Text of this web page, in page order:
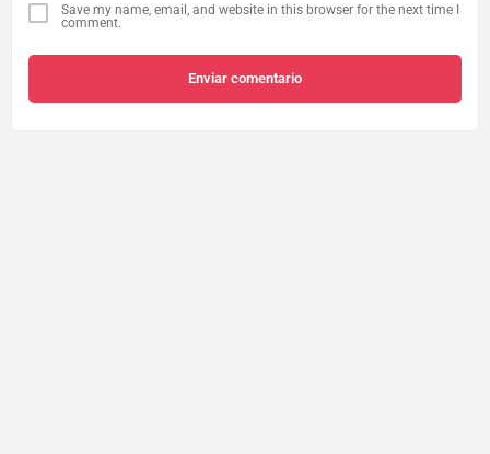
Save my name, email, and website in this browser for the next time I
comment.
Enviar comentario